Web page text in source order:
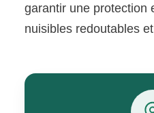
garantir une protection
nuisibles redoutables